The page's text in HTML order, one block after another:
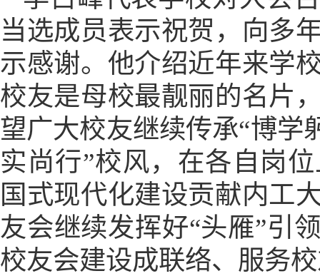
当选成员表示祝贺，向多
示感谢。他介绍近年来学
校友是母校最靓丽的名片
望广大校友继续传承“博学
实尚行”校风，在各自岗
国式现代化建设贡献内工
友会继续发挥好“头雁”引
校友会建设成联络、服务